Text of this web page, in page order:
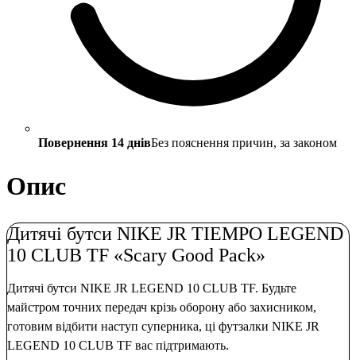
Повернення 14 днівБез пояснення причин, за законом
Опис
Дитячі бутси NIKE JR TIEMPO LEGEND
10 CLUB TF «Scary Good Pack»
Дитячі бутси NIKE JR LEGEND 10 CLUB TF. Будьте
майстром точних передач крізь оборону або захисником,
готовим відбити наступ суперника, ці футзалки NIKE JR
LEGEND 10 CLUB TF вас підтримають.